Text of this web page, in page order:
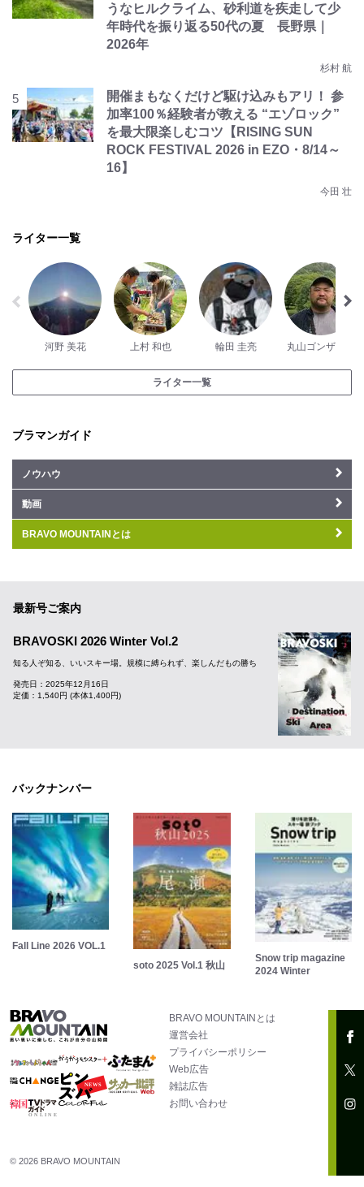
うなヒルクライム、砂利道を疾走して少
年時代を振り返る50代の夏 長野県｜
2026年
杉村 航
開催まもなくだけど駆け込みもアリ！ 参
加率100％経験者が教える “エゾロック”
を最大限楽しむコツ【RISING SUN
ROCK FESTIVAL 2026 in EZO・8/14～
16】
今田 壮
ライター一覧
河野 美花 上村 和也 輪田 圭亮 丸山ゴンザレス
ライター一覧
ブラマンガイド
ノウハウ
動画
BRAVO MOUNTAINとは
最新号ご案内
BRAVOSKI 2026 Winter Vol.2
知る人ぞ知る、いいスキー場。規模に縛られず、楽しんだもの勝ち
発売日：2025年12月16日
定価：1,540円 (本体1,400円)
バックナンバー
Fall Line 2026 VOL.1
soto 2025 Vol.1 秋山
Snow trip magazine
2024 Winter
BRAVO MOUNTAINとは
運営会社
プライバシーポリシー
Web広告
雑誌広告
お問い合わせ
© 2026 BRAVO MOUNTAIN